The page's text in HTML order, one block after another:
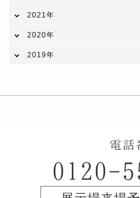
2021年
2020年
2019年